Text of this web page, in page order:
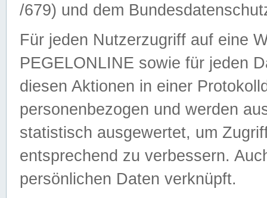
/679) und dem
Für jeden Nutzerzugriff auf eine
PEGELONLINE sowie für jeden
diesen Aktionen in einer
personenbezogen und werden
statistisch ausgewertet, um
entsprechend zu verbessern.
persönlichen Daten verknüpft.